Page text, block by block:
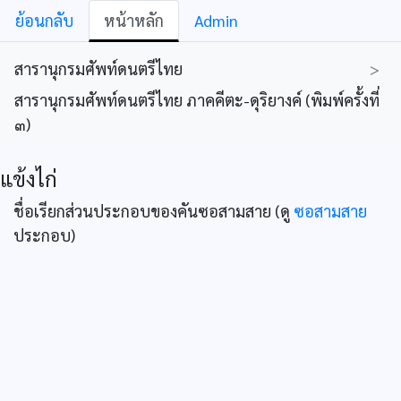
ย้อนกลับ หน้าหลัก Admin
สารานุกรมศัพท์ดนตรีไทย
>
สารานุกรมศัพท์ดนตรีไทย ภาคคีตะ-ดุริยางค์ (พิมพ์ครั้งที่
๓)
แข้งไก่
ชื่อเรียกส่วนประกอบของคันซอสามสาย (ดู ซอสามสาย
ประกอบ)